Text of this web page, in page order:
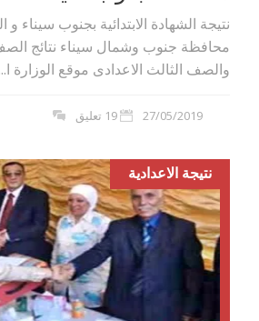
محافظة جنوب وشمال سيناء نتائج
والصف الثالث الاعدادى موقع الوزارة ا...
27/05/2019 19 تعليق
نتيجة الاعدادية